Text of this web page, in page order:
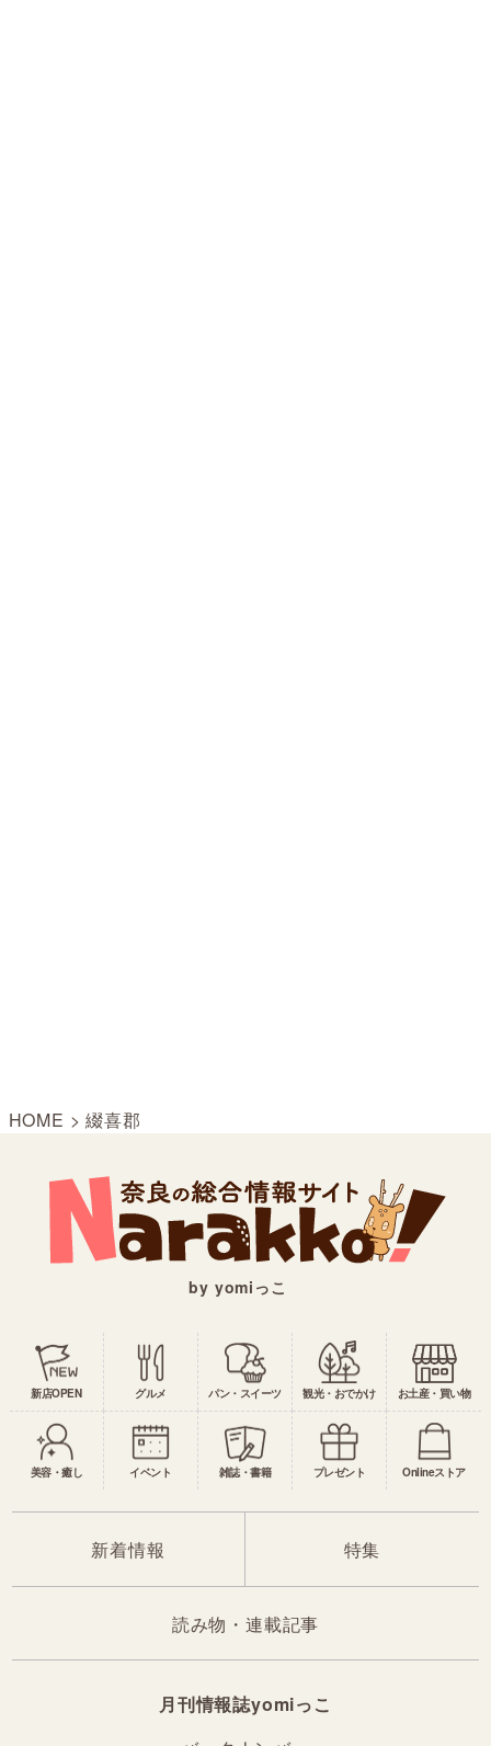
HOME >綴喜郡
by yomiっこ
新店OPEN グルメ パン・スイーツ 観光・おでかけ お土産・買い物
美容・癒し イベント 雑誌・書籍 プレゼント Onlineストア
新着情報 特集
読み物・連載記事
月刊情報誌yomiっこ